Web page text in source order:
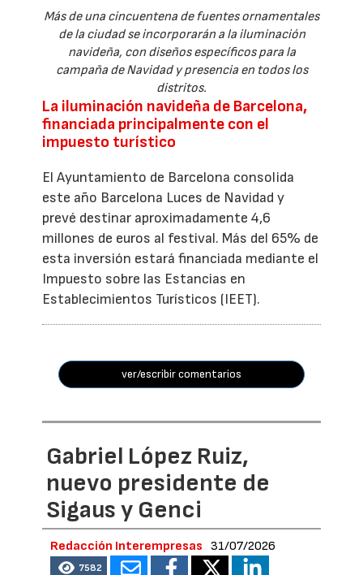
Más de una cincuentena de fuentes ornamentales
de la ciudad se incorporarán a la iluminación
navideña, con diseños específicos para la
campaña de Navidad y presencia en todos los
distritos.
La iluminación navideña de Barcelona,
financiada principalmente con el
impuesto turístico
El Ayuntamiento de Barcelona consolida
este año Barcelona Luces de Navidad y
prevé destinar aproximadamente 4,6
millones de euros al festival. Más del 65% de
esta inversión estará financiada mediante el
Impuesto sobre las Estancias en
Establecimientos Turísticos (IEET).
ver/escribir comentarios
Gabriel López Ruiz,
nuevo presidente de
Sigaus y Genci
Redacción Interempresas 31/07/2026
7582